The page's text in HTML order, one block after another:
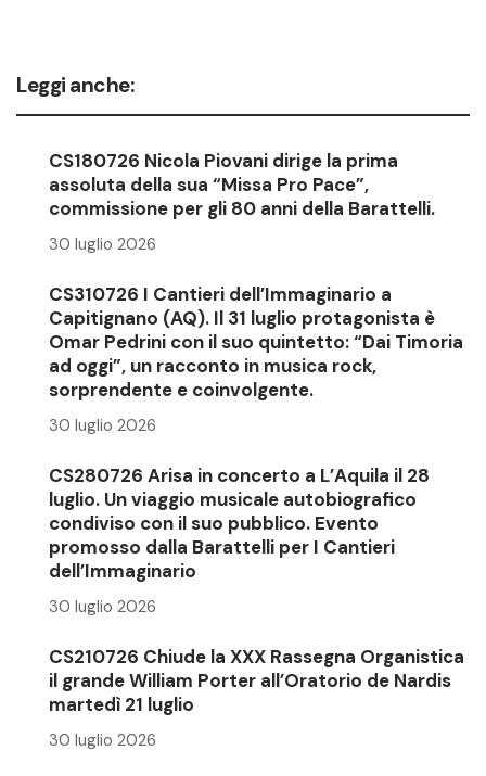
Leggi anche:
CS180726 Nicola Piovani dirige la prima
assoluta della sua “Missa Pro Pace”,
commissione per gli 80 anni della Barattelli.
30 luglio 2026
CS310726 I Cantieri dell’Immaginario a
Capitignano (AQ). Il 31 luglio protagonista è
Omar Pedrini con il suo quintetto: “Dai Timoria
ad oggi”, un racconto in musica rock,
sorprendente e coinvolgente.
30 luglio 2026
CS280726 Arisa in concerto a L’Aquila il 28
luglio. Un viaggio musicale autobiografico
condiviso con il suo pubblico. Evento
promosso dalla Barattelli per I Cantieri
dell’Immaginario
30 luglio 2026
CS210726 Chiude la XXX Rassegna Organistica
il grande William Porter all’Oratorio de Nardis
martedì 21 luglio
30 luglio 2026